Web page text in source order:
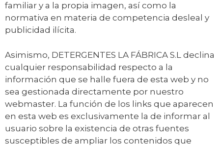
familiar y a la propia imagen, así como la
normativa en materia de competencia desleal y
publicidad ilícita.
Asimismo, DETERGENTES LA FÁBRICA S.L declina
cualquier responsabilidad respecto a la
información que se halle fuera de esta web y no
sea gestionada directamente por nuestro
webmaster. La función de los links que aparecen
en esta web es exclusivamente la de informar al
usuario sobre la existencia de otras fuentes
susceptibles de ampliar los contenidos que